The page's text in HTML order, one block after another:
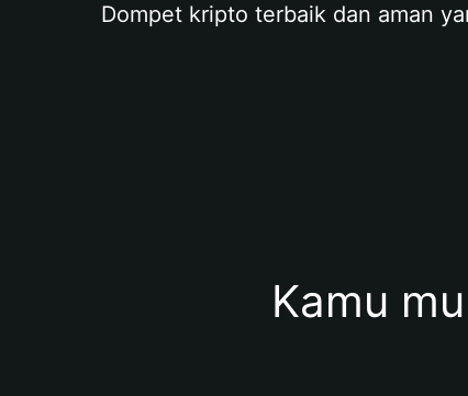
Dompet kripto terbaik dan aman
Kamu